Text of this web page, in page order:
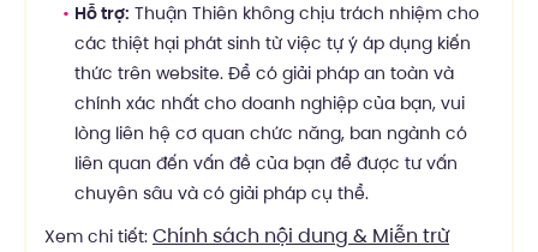
Hỗ trợ: Thuận Thiên không chịu trách nhiệm cho
các thiệt hại phát sinh từ việc tự ý áp dụng kiến
thức trên website. Để có giải pháp an toàn và
chính xác nhất cho doanh nghiệp của bạn, vui
lòng liên hệ cơ quan chức năng, ban ngành có
liên quan đến vấn đề của bạn để được tư vấn
chuyên sâu và có giải pháp cụ thể.
Xem chi tiết: Chính sách nội dung & Miễn trừ